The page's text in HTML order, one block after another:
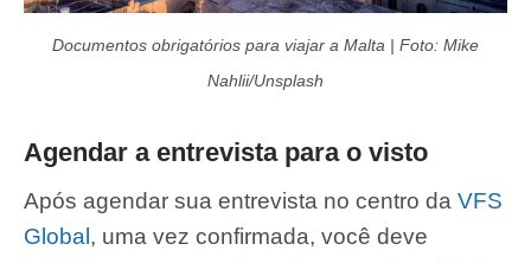
Documentos obrigatórios para viajar a Malta | Foto: Mike
Nahlii/Unsplash
Agendar a entrevista para o visto
Após agendar sua entrevista no centro da VFS
Global , uma vez confirmada, você deve